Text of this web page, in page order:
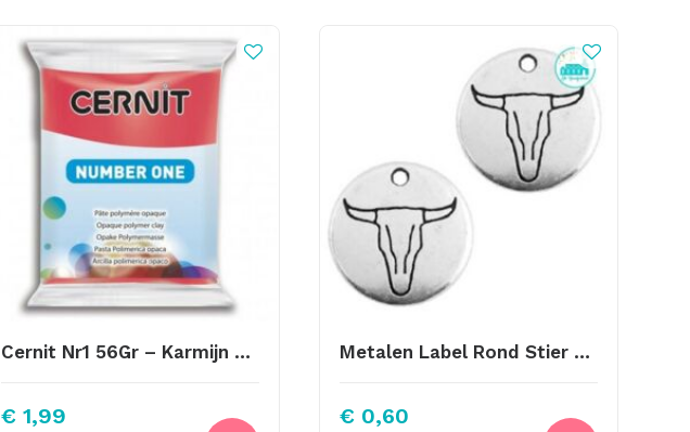
Cernit Nr1 56Gr – Karmijn 420
€ 1,99
Metalen Label Rond Stier Zilverkleurig 12mm
€ 0,60